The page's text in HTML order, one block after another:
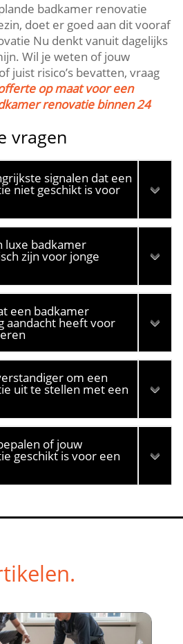
badkamer renovatie
doet er goed aan dit vooraf
Nu denkt vanuit dagelijks
Wil je weten of jouw
juist risico’s bevatten, vraag
op maat voor een
renovatie binnen 24
vragen
signalen dat een
niet geschikt is voor
luxe badkamer
zijn voor jonge
een badkamer
aandacht heeft voor
om een
uit te stellen met een
of jouw
geschikt is voor een